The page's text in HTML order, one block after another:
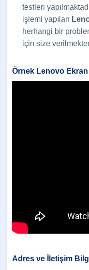
testleri
işlemi yapılan
herhangi bir
için size
Örnek Lenovo
Adres ve İletişim